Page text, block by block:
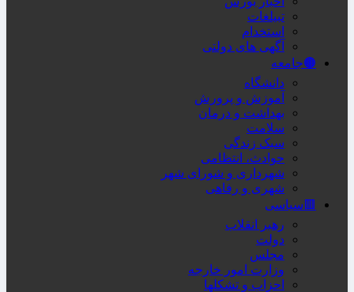
تبیلغات
استخدام
آگهی های دولتی
🟤جامعه
دانشگاه
آموزش و پرورش
بهداشت و درمان
سلامت
سبک زندگی
حوادث، انتظامی
شهرداری و شورای شهر
شهری و رفاهی
🟥سیاسی
رهبر انقلاب
دولت
مجلس
وزارت امور خارجه
احزاب و تشکلها